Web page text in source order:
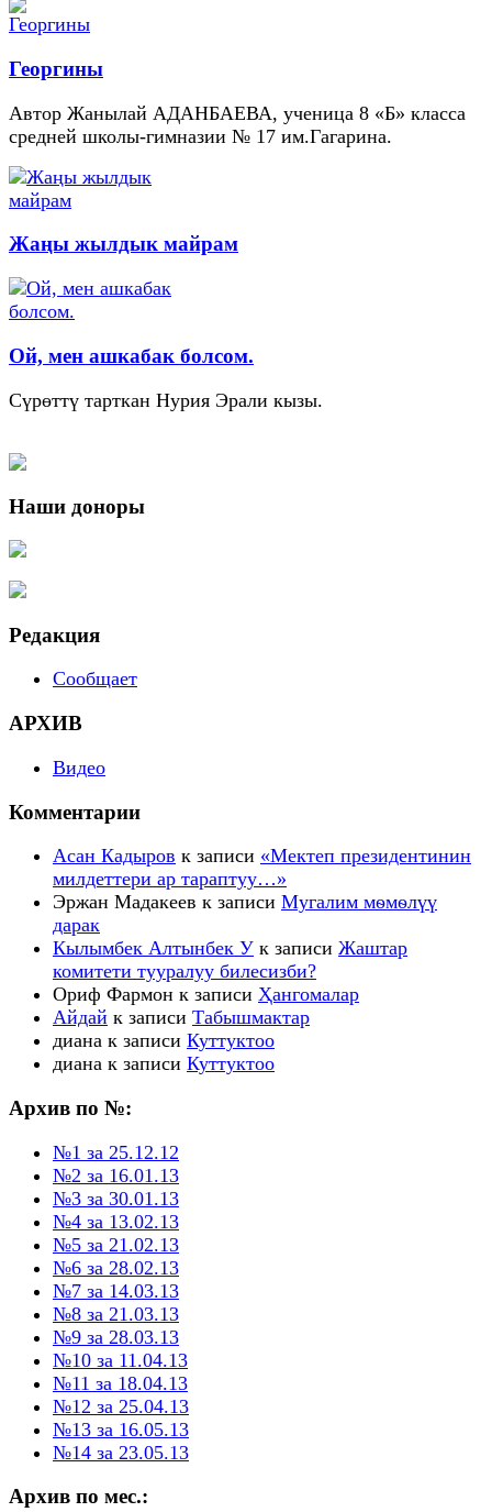
Георгины
Автор Жанылай АДАНБАЕВА, ученица 8 «Б» класса
средней школы-гимназии № 17 им.Гагарина.
Жаңы жылдык майрам
Ой, мен ашкабак болсом.
Сүрөттү тарткан Нурия Эрали кызы.
Наши доноры
Редакция
Сообщает
АРХИВ
Видео
Комментарии
Асан Кадыров к записи «Мектеп президентинин
милдеттери ар тараптуу…»
Эржан Мадакеев к записи Мугалим мѳмѳлүү
дарак
Кылымбек Алтынбек У к записи Жаштар
комитети тууралуу билесизби?
Ориф Фармон к записи Ҳангомалар
Айдай к записи Табышмактар
диана к записи Куттуктоо
диана к записи Куттуктоо
Архив по №:
№1 за 25.12.12
№2 за 16.01.13
№3 за 30.01.13
№4 за 13.02.13
№5 за 21.02.13
№6 за 28.02.13
№7 за 14.03.13
№8 за 21.03.13
№9 за 28.03.13
№10 за 11.04.13
№11 за 18.04.13
№12 за 25.04.13
№13 за 16.05.13
№14 за 23.05.13
Архив по мес.: